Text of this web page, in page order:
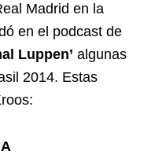
Madrid en la
en el podcast de
Luppen’ algunas
2014. Estas